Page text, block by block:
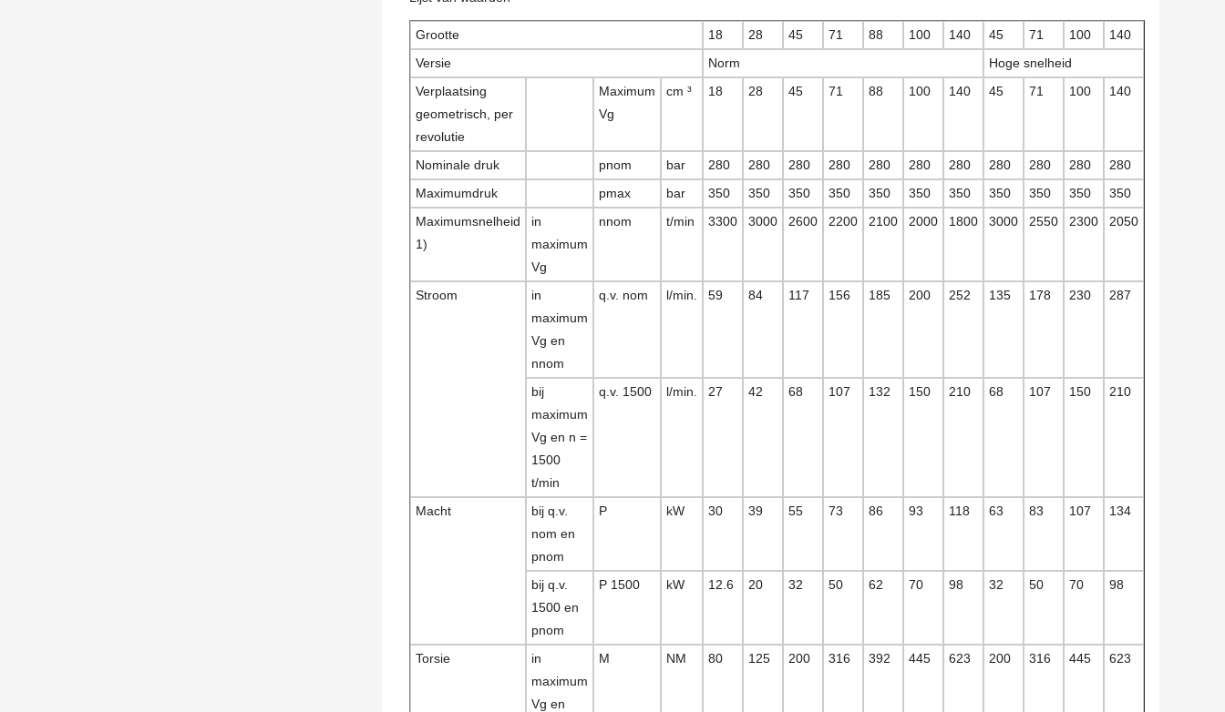
Grootte 18 28 45 71 88 100 140 45 71 100
140
Versie
Norm
Hoge snelheid
Verplaatsing
geometrisch, per
revolutie
Maximum
Vg
cm ³ 18 28 45 71 88 100 140 45 71 100 140
Nominale druk pnom bar 280 280 280 280 280 280 280 280 280 280
280
Maximumdruk
pmax bar 350 350 350 350 350 350 350 350 350 350
350
Maximumsnelheid
1)
in
maximum
Vg
nnom t/min 3300 3000 2600 2200 2100 2000 1800 3000 2550 2300 2050
Stroom
in
maximum
Vg en
nnom
q.v. nom l/min. 59 84 117 156 185 200 252 135 178 230 287
bij
maximum
Vg en n =
1500
t/min
q.v. 1500 l/min. 27 42 68 107 132 150 210 68 107 150 210
Macht
bij q.v.
nom en
pnom
P kW 30 39 55 73 86 93 118 63 83 107 134
bij q.v.
1500 en
pnom
P 1500 kW 12.6 20 32 50 62 70 98 32 50 70 98
Torsie
in
maximum
Vg en
M NM 80 125 200 316 392 445 623 200 316 445 623